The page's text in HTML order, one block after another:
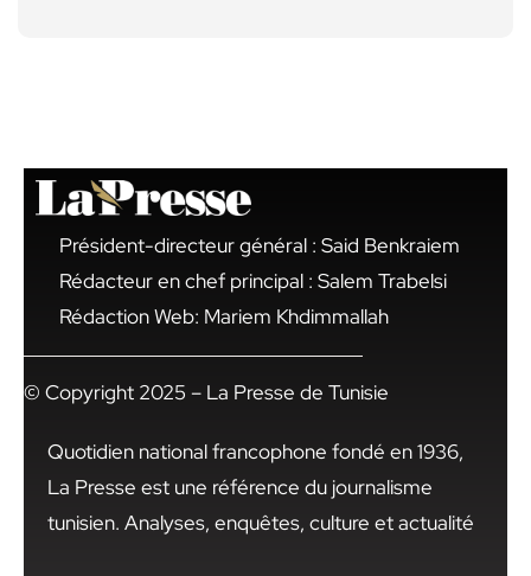
Président-directeur général : Said Benkraiem
Rédacteur en chef principal : Salem Trabelsi
Rédaction Web: Mariem Khdimmallah
© Copyright 2025 – La Presse de Tunisie
Quotidien national francophone fondé en 1936,
La Presse est une référence du journalisme
tunisien. Analyses, enquêtes, culture et actualité